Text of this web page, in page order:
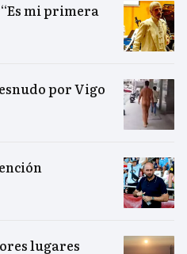
mi primera
por Vigo
lugares